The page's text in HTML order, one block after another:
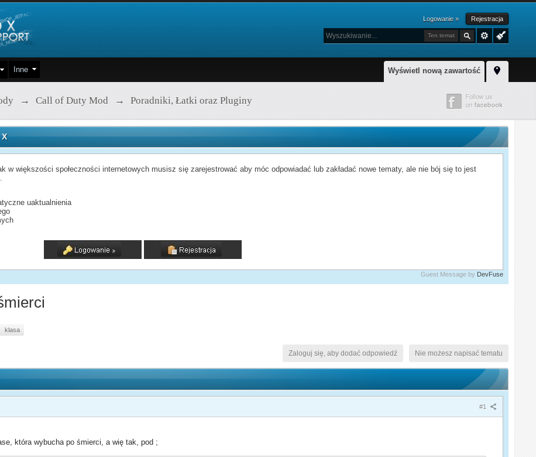
Logowanie » Rejestracja
Ten temat
Wyświetl nową zawartość
Inne
→ Call of Duty Mod → Poradniki, Łatki oraz Pluginy
w większości społeczności internetowych musisz się zarejestrować aby móc odpowiadać lub zakładać nowe tematy, ale nie bój się to jest
uaktualnienia
Guest Message by DevFuse
klasa
Nie możesz napisać tematu
Zaloguj się, aby dodać odpowiedź
#1
która wybucha po śmierci, a wię tak, pod ;